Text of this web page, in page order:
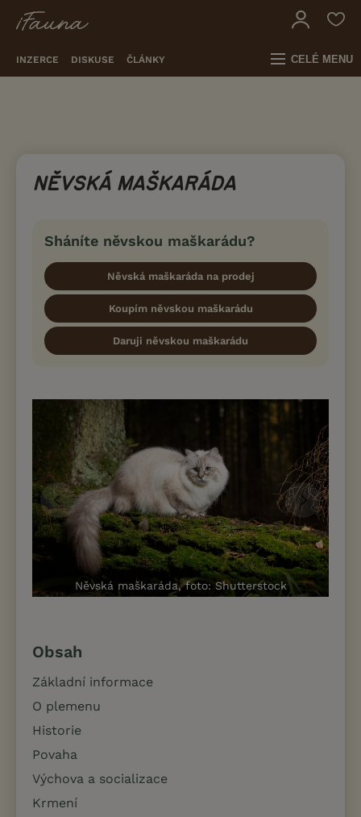
INZERCE DISKUSE ČLÁNKY CELÉ MENU
NĚVSKÁ MAŠKARÁDA
Sháníte něvskou maškarádu?
Něvská maškaráda na prodej
Koupím něvskou maškarádu
Daruji něvskou maškarádu
Něvská maškaráda, foto: Shutterstock
Obsah
Základní informace
O plemenu
Historie
Povaha
Výchova a socializace
Krmení